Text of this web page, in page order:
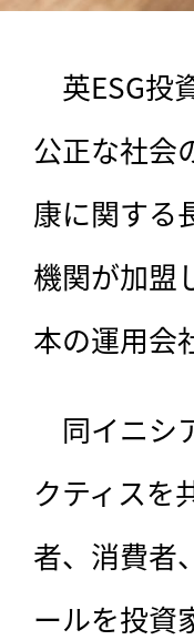
英ESG投
公正な社会
康に関する
機関が加盟
本の運用会
同イニシ
クティスを
者、消費者
ールを投資